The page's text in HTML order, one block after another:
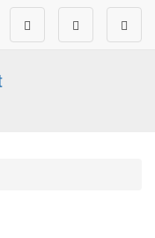
Tourenfahrer